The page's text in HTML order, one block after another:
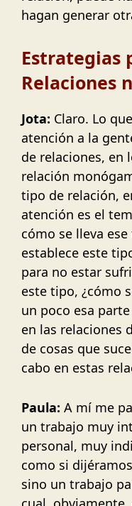
hagan generar
Estrategias
Relaciones
Jota: Claro. Lo
atención a la
de relaciones, en
relación
tipo de relación,
atención es el
cómo se lleva
establece este
para no estar
este tipo, ¿cómo
un poco esa
en las relaciones
de cosas que
cabo en estas
Paula: A mí me
un trabajo muy
personal, muy
como si
sino un trabajo